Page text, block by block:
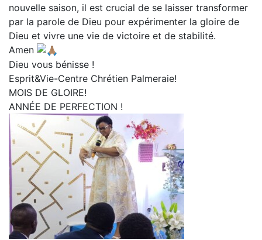
nouvelle saison, il est crucial de se laisser transformer
par la parole de Dieu pour expérimenter la gloire de
Dieu et vivre une vie de victoire et de stabilité.
Amen
Dieu vous bénisse !
Esprit&Vie-Centre Chrétien Palmeraie!
MOIS DE GLOIRE!
ANNÉE DE PERFECTION !